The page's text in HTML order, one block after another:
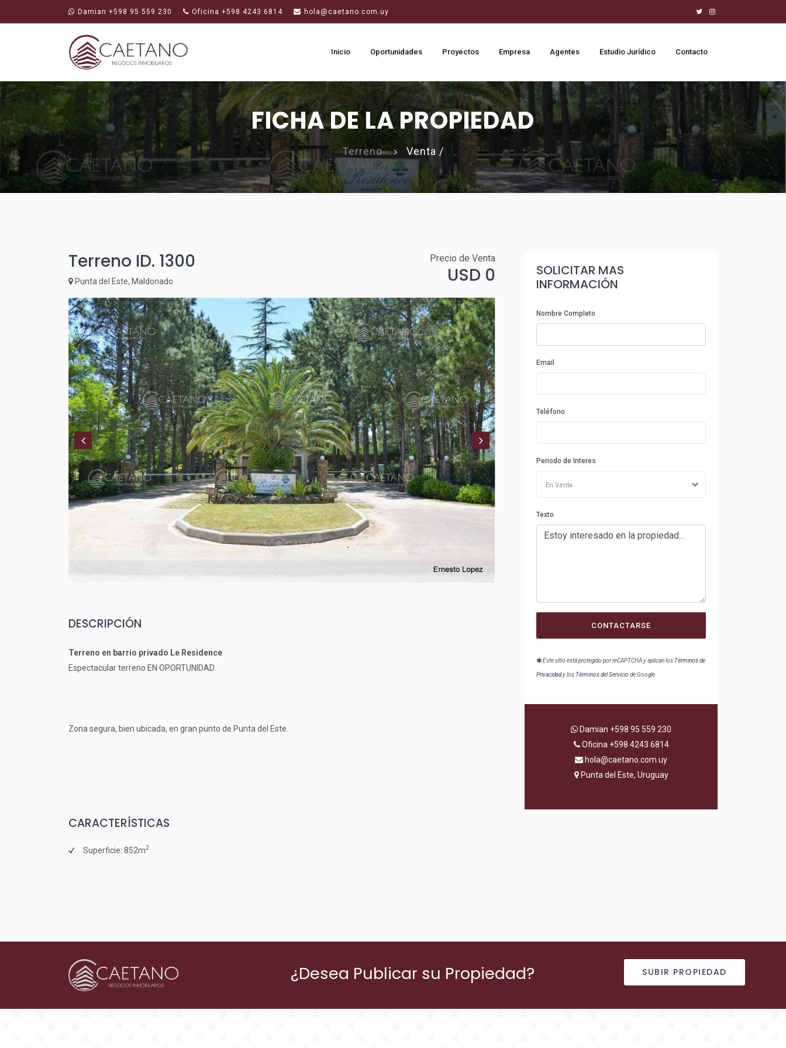
Damian +598 95 559 230 Oficina +598 4243 6814 hola@caetano.com.uy
Inicio Oportunidades Proyectos Empresa Agentes Estudio Jurídico Contacto
FICHA DE LA PROPIEDAD
Terreno Venta /
Terreno ID. 1300
Punta del Este, Maldonado
Precio de Venta
USD 0
DESCRIPCIÓN
Terreno en barrio privado Le Residence
Espectacular terreno EN OPORTUNIDAD.
Zona segura, bien ubicada, en gran punto de Punta del Este.
CARACTERÍSTICAS
Superficie: 852m2
SOLICITAR MAS
INFORMACIÓN
Nombre Completo
Email
Teléfono
Periodo de Interes
En Venta
Texto
CONTACTARSE
Este sitio está protegido por reCAPTCHA y aplican los Términos de
Privacidady los Términos del Servicio de Google.
Damian +598 95 559 230
Oficina +598 4243 6814
hola@caetano.com.uy
Punta del Este, Uruguay
¿Desea Publicar su Propiedad? SUBIR PROPIEDAD